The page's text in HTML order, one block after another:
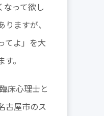
なって欲し
ますが、
てよ」を大
。
床心理士と
古屋市のス